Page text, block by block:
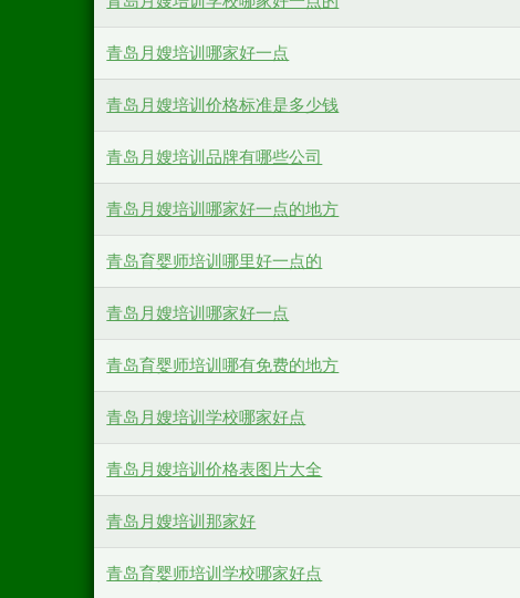
青岛月嫂培训哪家好一点
青岛月嫂培训价格标准是多少钱
青岛月嫂培训品牌有哪些公司
青岛月嫂培训哪家好一点的地方
青岛育婴师培训哪里好一点的
青岛月嫂培训哪家好一点
青岛育婴师培训哪有免费的地方
青岛月嫂培训学校哪家好点
青岛月嫂培训价格表图片大全
青岛月嫂培训那家好
青岛育婴师培训学校哪家好点